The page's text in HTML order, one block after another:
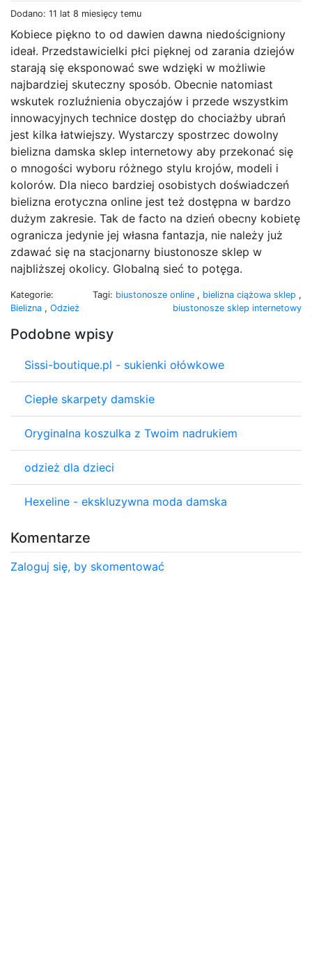
Dodano: 11 lat 8 miesięcy temu
Kobiece piękno to od dawien dawna niedościgniony
ideał. Przedstawicielki płci pięknej od zarania dziejów
starają się eksponować swe wdzięki w możliwie
najbardziej skuteczny sposób. Obecnie natomiast
wskutek rozluźnienia obyczajów i przede wszystkim
innowacyjnych technice dostęp do chociażby ubrań
jest kilka łatwiejszy. Wystarczy spostrzec dowolny
bielizna damska sklep internetowy aby przekonać się
o mnogości wyboru różnego stylu krojów, modeli i
kolorów. Dla nieco bardziej osobistych doświadczeń
bielizna erotyczna online jest też dostępna w bardzo
dużym zakresie. Tak de facto na dzień obecny kobietę
ogranicza jedynie jej własna fantazja, nie należy już
zdawać się na stacjonarny biustonosze sklep w
najbliższej okolicy. Globalną sieć to potęga.
Kategorie:
Bielizna , Odzież
Tagi: biustonosze online , bielizna ciążowa sklep ,
biustonosze sklep internetowy
Podobne wpisy
Sissi-boutique.pl - sukienki ołówkowe
Ciepłe skarpety damskie
Oryginalna koszulka z Twoim nadrukiem
odzież dla dzieci
Hexeline - ekskluzywna moda damska
Komentarze
Zaloguj się, by skomentować